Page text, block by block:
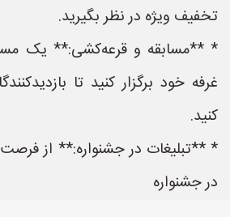
تخفیف ویژه در نظر بگیرید.
* **مسابقه و قرعه‌کشی:** یک
غرفه خود برگزار کنید تا
کنید.
* **تبلیغات در جشنواره:** از
در جشنواره